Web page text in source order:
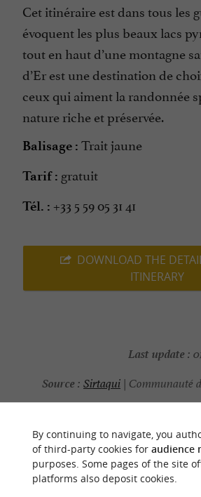
Cet itinéraire est dans tous les
évoquent les plus beaux lacs
tout en haut d’une montagne
d’Er est une destination de
ceux qui aiment la randonnée
nature riche et préservée.
Balisage : Trait jaune
Tarif : gratuit
Tél. : +33 5 59 05 31 41
DOWNLOAD THE
ITINERARY
Last update :
Source : Sirtaqui | Communauté
Photo credit :
@Sirtaqui
Communes
By continuing to navigate, you
of third-party cookies for audience
purposes. Some pages of the site
platforms also deposit cookies.